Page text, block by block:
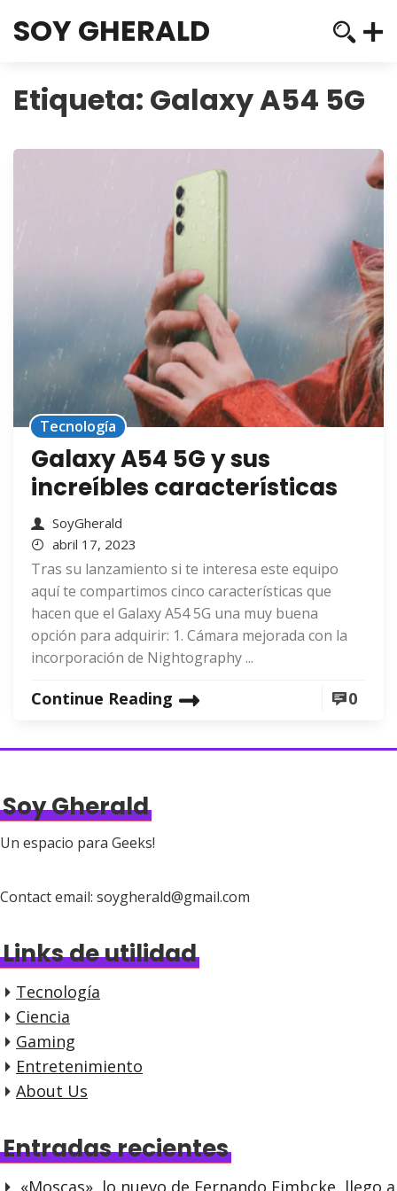
SOY GHERALD
Etiqueta: Galaxy A54 5G
Tecnología
Galaxy A54 5G y sus
increíbles características
SoyGherald
abril 17, 2023
Tras su lanzamiento si te interesa este equipo
aquí te compartimos cinco características que
hacen que el Galaxy A54 5G una muy buena
opción para adquirir: 1. Cámara mejorada con la
incorporación de Nightography ...
Continue Reading 0
Soy Gherald
Un espacio para Geeks!
Contact email: soygherald@gmail.com
Links de utilidad
Tecnología
Ciencia
Gaming
Entretenimiento
About Us
Entradas recientes